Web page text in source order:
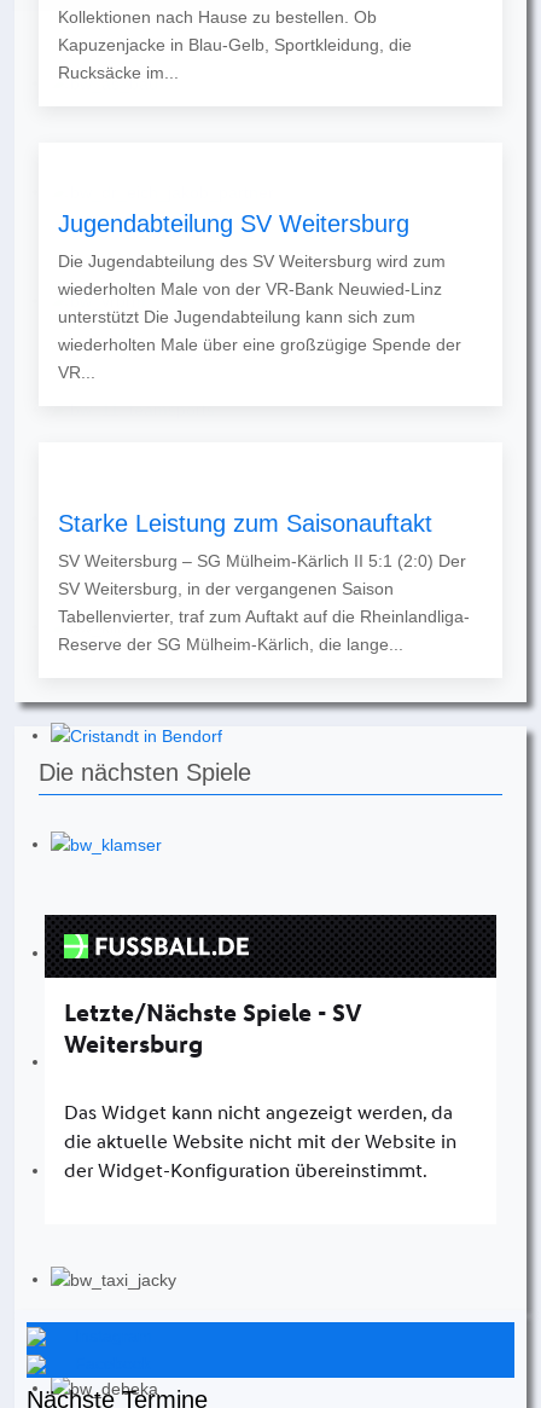
Kollektionen nach Hause zu bestellen. Ob
Kapuzenjacke in Blau-Gelb, Sportkleidung, die
Rucksäcke im...
Jugendabteilung SV Weitersburg
Die Jugendabteilung des SV Weitersburg wird zum
wiederholten Male von der VR-Bank Neuwied-Linz
unterstützt Die Jugendabteilung kann sich zum
wiederholten Male über eine großzügige Spende der
VR...
Starke Leistung zum Saisonauftakt
SV Weitersburg – SG Mülheim-Kärlich II 5:1 (2:0) Der
SV Weitersburg, in der vergangenen Saison
Tabellenvierter, traf zum Auftakt auf die Rheinlandliga-
Reserve der SG Mülheim-Kärlich, die lange...
Die nächsten Spiele
Nächste Termine